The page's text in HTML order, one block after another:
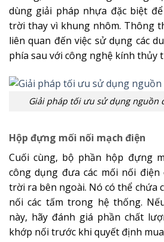
dùng giải pháp nhựa đặc biệt
trời thay vì khung nhôm. Thông
liên quan đến việc sử dụng các
phía sau với công nghệ kính thủy
Giải pháp tối ưu sử dụng nguồn
Hộp đựng mối nối mạch điện
Cuối cùng, bộ phần hộp đựng
công dụng đưa các mối nối
trời ra bên ngoài. Nó có thể chứa
nối các tấm trong hệ thống.
này, hãy đánh giá phần chất
khớp nối trước khi quyết định